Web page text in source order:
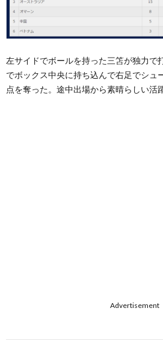
左サイドでボールを持った三笘が独力で
でボックス中央に持ち込んで右足でシュ
点を奪った。途中出場から素晴らしい活
Advertisement